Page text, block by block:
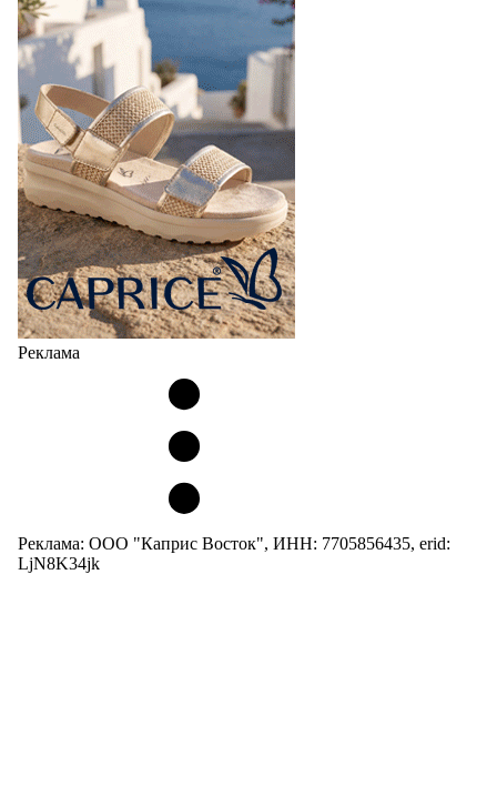
Реклама
Реклама: ООО "Каприс Восток", ИНН: 7705856435, erid:
LjN8K34jk